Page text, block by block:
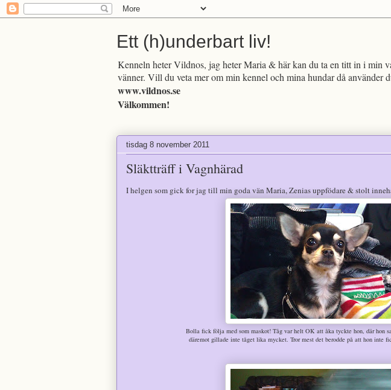
Ett (h)underbart liv!
Kenneln heter Vildnos, jag heter Maria & här kan du ta en titt in i min
vänner. Vill du veta mer om min kennel och mina hundar då använder
www.vildnos.se
Välkommen!
tisdag 8 november 2011
Släktträff i Vagnhärad
I helgen som gick for jag till min goda vän Maria, Zenias uppfödare & stolt
Bolla fick följa med som maskot! Tåg var helt OK att åka tyckte hon, där hon
däremot gillade inte tåget lika mycket. Tror mest det berodde på att hon inte